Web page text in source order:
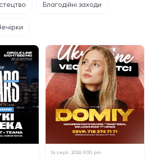
Благодійні заходи
14 серп. 2026 9:00 pm